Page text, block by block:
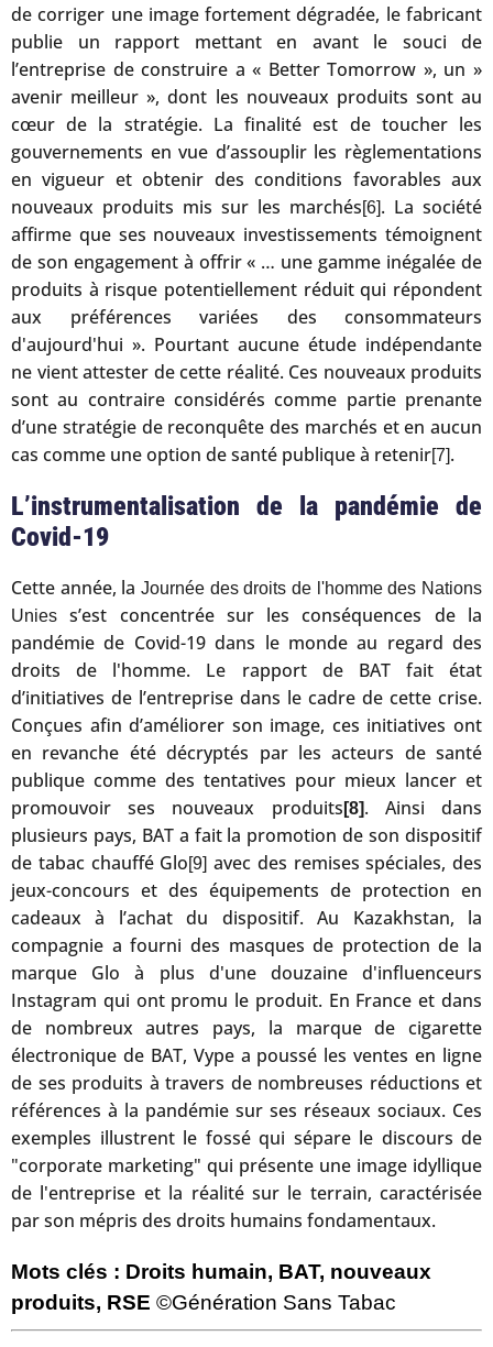
de corriger une image fortement dégradée, le fabricant
publie un rapport mettant en avant le souci de
l’entreprise de construire a « Better Tomorrow », un »
avenir meilleur », dont les nouveaux produits sont au
cœur de la stratégie. La finalité est de toucher les
gouvernements en vue d’assouplir les règlementations
en vigueur et obtenir des conditions favorables aux
nouveaux produits mis sur les marchés[6]. La société
affirme que ses nouveaux investissements témoignent
de son engagement à offrir « … une gamme inégalée de
produits à risque potentiellement réduit qui répondent
aux préférences variées des consommateurs
d'aujourd'hui ». Pourtant aucune étude indépendante
ne vient attester de cette réalité. Ces nouveaux produits
sont au contraire considérés comme partie prenante
d’une stratégie de reconquête des marchés et en aucun
cas comme une option de santé publique à retenir[7].
L’instrumentalisation de la pandémie de
Covid-19
Cette année, la Journée des droits de l'homme des Nations
Unies
s’est concentrée sur les conséquences de la
pandémie de Covid-19 dans le monde au regard des
droits de l'homme. Le rapport de BAT fait état
d’initiatives de l’entreprise dans le cadre de cette crise.
Conçues afin d’améliorer son image, ces initiatives ont
en revanche été décryptés par les acteurs de santé
publique comme des tentatives pour mieux lancer et
promouvoir ses nouveaux produits [8]. Ainsi dans
plusieurs pays, BAT a fait la promotion de son dispositif
de tabac chauffé Glo[9] avec des remises spéciales, des
jeux-concours et des équipements de protection en
cadeaux à l’achat du dispositif. Au Kazakhstan, la
compagnie a fourni des masques de protection de la
marque Glo à plus d'une douzaine d'influenceurs
Instagram qui ont promu le produit. En France et dans
de nombreux autres pays, la marque de cigarette
électronique de BAT, Vype a poussé les ventes en ligne
de ses produits à travers de nombreuses réductions et
références à la pandémie sur ses réseaux sociaux. Ces
exemples illustrent le fossé qui sépare le discours de
"corporate marketing" qui présente une image idyllique
de l'entreprise et la réalité sur le terrain, caractérisée
par son mépris des droits humains fondamentaux.
Mots clés : Droits humain, BAT, nouveaux
produits, RSE ©Génération Sans Tabac